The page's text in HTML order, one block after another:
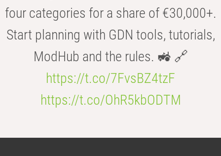
four categories for a share of €30,000+.
Start planning with GDN tools, tutorials,
ModHub and the rules. 🚜 🔗
https://t.co/7FvsBZ4tzF
https://t.co/OhR5kbODTM